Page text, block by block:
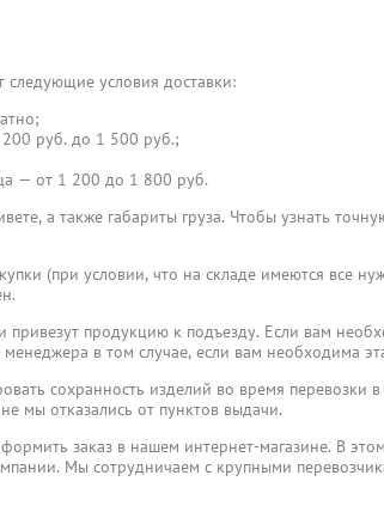
условия доставки:
руб. до 1 500 руб.;
— от 1 200 до 1 800 руб.
а также габариты груза. Чтобы узнать
(при условии, что на складе имеются все
продукцию к подъезду. Если вам
в том случае, если вам необходима
сохранность изделий во время перевозки в
мы отказались от пунктов выдачи.
заказ в нашем интернет-магазине. В
Мы сотрудничаем с крупными